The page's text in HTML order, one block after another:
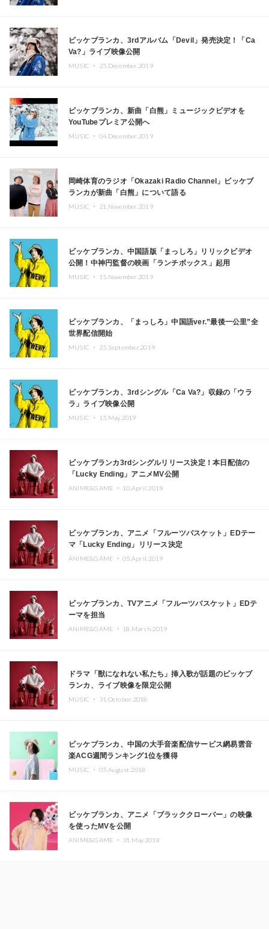
ビッケブランカ、3rdアルバム「Devil」発売決定！「Ca
Va?」ライブ映像公開
MUSIC ・ 25.December.2019
ビッケブランカ、新曲「白熊」ミュージックビデオを
YouTubeプレミア公開へ
MUSIC ・ 04.December.2019
岡崎体育のラジオ「Okazaki Radio Channel」ビッケブ
ランカが新曲「白熊」について語る
MUSIC ・ 21.November.2019
ビッケブランカ、中国語版「まっしろ」リリックビデオ
公開！中神円監督の映画「ランチボックス」起用
MUSIC ・ 15.November.2019
ビッケブランカ、「まっしろ」中国語ver.”最後一公里”全
世界配信開始
MUSIC ・ 25.September.2019
ビッケブランカ、3rdシングル「Ca Va?」収録の「ウラ
ラ」ライブ映像公開
MUSIC ・ 15.May.2019
ビッケブランカ3rdシングルリリース決定！本日配信の
「Lucky Ending」アニメMV公開
ANIME&GAME ・ 10.April.2019
ビッケブランカ、アニメ「フルーツバスケット」EDテー
マ「Lucky Ending」リリース決定
ANIME&GAME ・05.April.2019
ビッケブランカ、TVアニメ「フルーツバスケット」EDテ
ーマを担当
ANIME&GAME ・ 18.March.2019
ドラマ「獣になれない私たち」挿入歌が話題のビッケブ
ランカ、ライブ映像を限定公開
MUSIC ・ 31.October.2018
ビッケブランカ、中国の大手音楽配信サービス網易雲音
楽ACG週間ランキング1位を獲得
MUSIC ・ 05.August.2018
ビッケブランカ、アニメ「ブラッククローバー」の映像
を使ったMVを公開
ANIME&GAME ・ 31.May.2018